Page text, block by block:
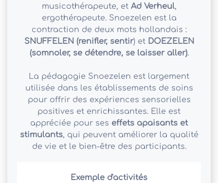
musicothérapeute, et Ad Verheul,
ergothérapeute. Snoezelen est la
contraction de deux mots hollandais :
SNUFFELEN (renifler, sentir) et DOEZELEN
(somnoler, se détendre, se laisser aller).
La pédagogie Snoezelen est largement
utilisée dans les établissements de soins
pour offrir des expériences sensorielles
positives et enrichissantes. Elle est
appréciée pour ses effets apaisants et
stimulants, qui peuvent améliorer la qualité
de vie et le bien-être des participants.
Exemple d'activités